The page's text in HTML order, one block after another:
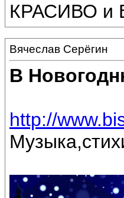
КРАСИВО и
Вячеслав Серёгин
В
http://